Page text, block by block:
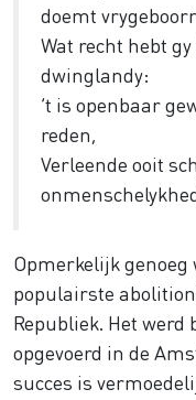
doemt
Wat recht hebt
dwinglandy:
’t is openbaar
reden,
Verleende ooit
Opmerkelijk genoeg
populairste
Republiek. Het
opgevoerd in de
succes is